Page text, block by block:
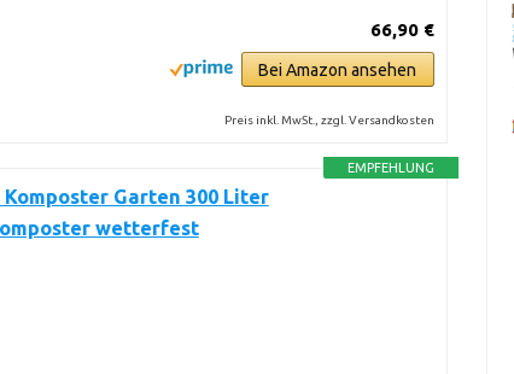
66,90 €
Bei Amazon ansehen
Preis inkl. MwSt., zzgl. Versandkosten
EMPFEHLUNG
Komposter Garten 300 Liter
wetterfest